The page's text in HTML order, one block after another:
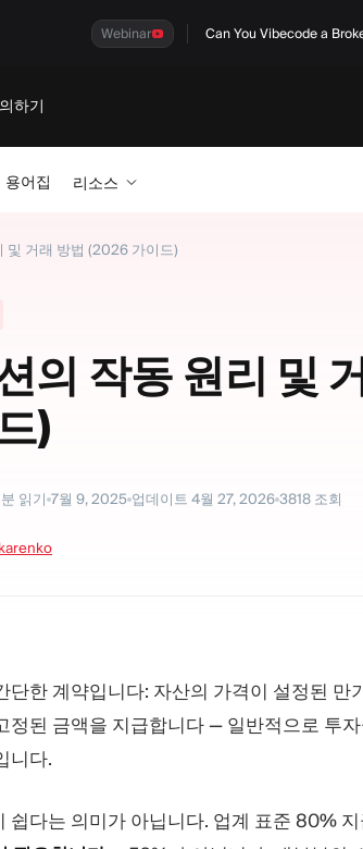
Webinar Can You Vibecode a
하기
용어집 리소스
및 거래 방법 (2026 가이드)
의 작동 원리 및
)
분 읽기 7월 9, 2025 업데이트 4월 27, 2026 3818 조회
단한 계약입니다: 자산의 가격이 설정된 만
정된 금액을 지급합니다 — 일반적으로 투
니다.
쉽다는 의미가 아닙니다. 업계 표준 80%